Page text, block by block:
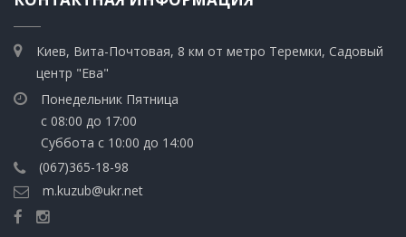
Киев, Вита-Почтовая, 8 км от метро Теремки, Садовый
центр "Ева"
Понедельник Пятница
с 08:00 до 17:00
Суббота с 10:00 до 14:00
(067)365-18-98
m.kuzub@ukr.net